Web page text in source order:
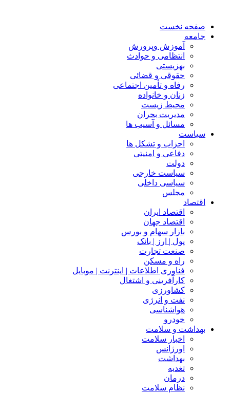
صفحه نخست
جامعه
آموزش وپرورش
انتظامی و حوادث
بهزیستی
حقوقی و قضائی
رفاه و تأمین اجتماعی
زنان و خانواده
محیط زیست
مدیریت بحران
مسائل و آسیب ها
سیاست
احزاب و تشکل ها
دفاعی و امنیتی
دولت
سیاست خارجی
سیاسی داخلی
مجلس
اقتصاد
اقتصاد ایران
اقتصاد جهان
بازار سهام و بورس
پول | ارز | بانک
صنعت تجارت
راه و مسکن
فناوری اطلاعات | اینترنت | موبایل
کارآفرینی و اشتغال
کشاورزی
نفت و انرژی
هواشناسی
خودرو
بهداشت و سلامت
اخبار سلامت
اورژانس
بهداشت
تغدیه
درمان
نظام سلامت